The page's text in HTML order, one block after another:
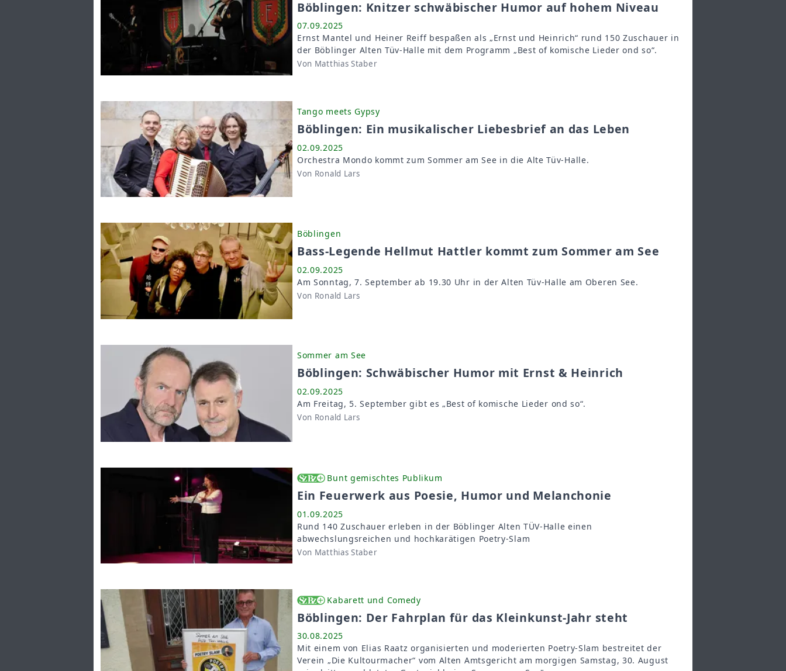
Böblingen: Knitzer schwäbischer Humor auf hohem Niveau
07.09.2025
Ernst Mantel und Heiner Reiff bespaßen als „Ernst und Heinrich“ rund 150 Zuschauer in
der Böblinger Alten Tüv-Halle mit dem Programm „Best of komische Lieder ond so“.
Von Matthias Staber
Tango meets Gypsy
Böblingen: Ein musikalischer Liebesbrief an das Leben
02.09.2025
Orchestra Mondo kommt zum Sommer am See in die Alte Tüv-Halle.
Von Ronald Lars
Böblingen
Bass-Legende Hellmut Hattler kommt zum Sommer am See
02.09.2025
Am Sonntag, 7. September ab 19.30 Uhr in der Alten Tüv-Halle am Oberen See.
Von Ronald Lars
Sommer am See
Böblingen: Schwäbischer Humor mit Ernst & Heinrich
02.09.2025
Am Freitag, 5. September gibt es „Best of komische Lieder ond so“.
Von Ronald Lars
Bunt gemischtes Publikum
Ein Feuerwerk aus Poesie, Humor und Melanchonie
01.09.2025
Rund 140 Zuschauer erleben in der Böblinger Alten TÜV-Halle einen
abwechslungsreichen und hochkarätigen Poetry-Slam
Von Matthias Staber
Kabarett und Comedy
Böblingen: Der Fahrplan für das Kleinkunst-Jahr steht
30.08.2025
Mit einem von Elias Raatz organisierten und moderierten Poetry-Slam bestreitet der
Verein „Die Kultourmacher“ vom Alten Amtsgericht am morgigen Samstag, 30. August